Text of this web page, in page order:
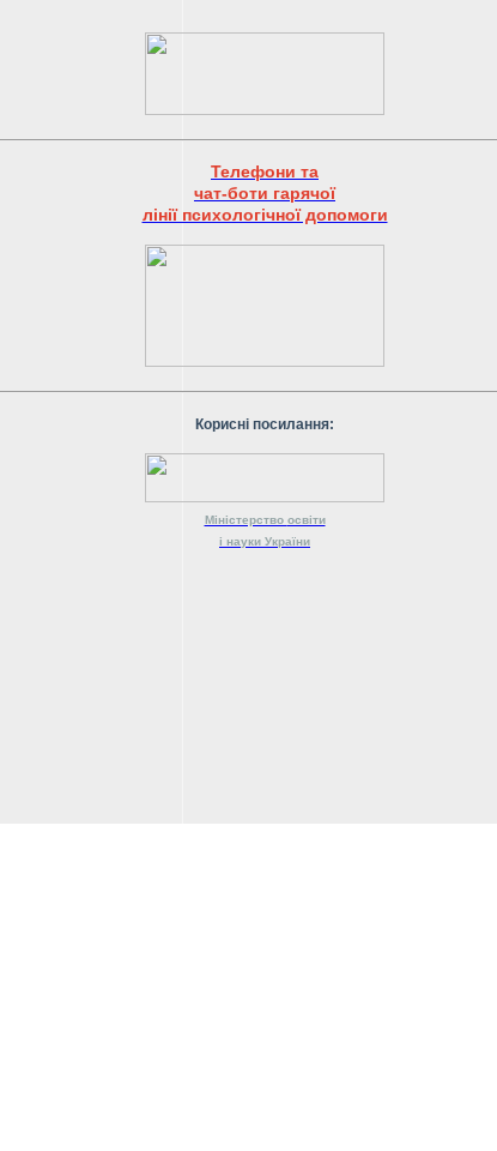
Телефони та
чат-боти гарячої
лінії психологічної допомоги
Корисні посилання:
Міністерство освіти
і науки України